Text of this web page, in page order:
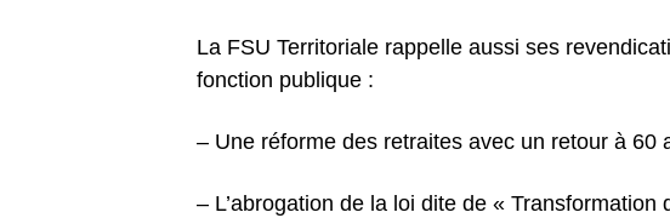
La FSU Territoriale rappelle aussi ses
fonction publique :
– Une réforme des retraites avec un retour à 60
– L’abrogation de la loi dite de «